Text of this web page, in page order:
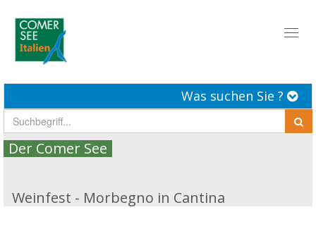
Was suchen Sie ?
Der Comer See
Weinfest - Morbegno in Cantina